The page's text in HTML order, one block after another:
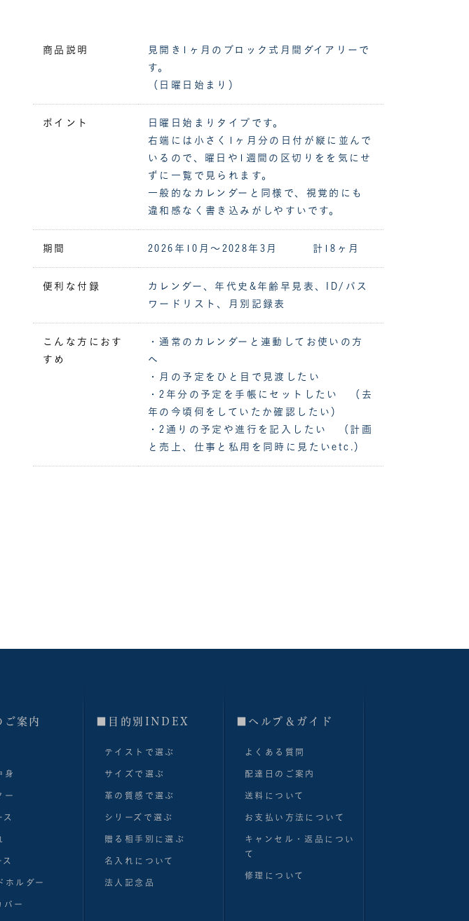
商品説明
見開き1ヶ月のブロック式月間ダイアリーで
す。
（日曜日始まり）
ポイント
日曜日始まりタイプです。
右端には小さく1ヶ月分の日付が縦に並んで
いるので、曜日や1週間の区切りをを気にせ
ずに一覧で見られます。
一般的なカレンダーと同様で、視覚的にも
違和感なく書き込みがしやすいです。
期間 2026年10月～2028年3月 計18ヶ月
便利な付録
カレンダー、年代史&年齢早見表、ID/パス
ワードリスト、月別記録表
こんな方におす
すめ
・通常のカレンダーと連動してお使いの方
へ
・月の予定をひと目で見渡したい
・2年分の予定を手帳にセットしたい （去
年の今頃何をしていたか確認したい）
・2通りの予定や進行を記入したい （計画
と売上、仕事と私用を同時に見たいetc.）
ご案内
身
ー
ス
ホルダー
バー
■目的別INDEX
テイストで選ぶ
サイズで選ぶ
革の質感で選ぶ
シリーズで選ぶ
贈る相手別に選ぶ
名入れについて
法人記念品
■へルプ＆ガイド
よくある質問
配達日のご案内
送料について
お支払い方法について
キャンセル・返品につい
て
修理について